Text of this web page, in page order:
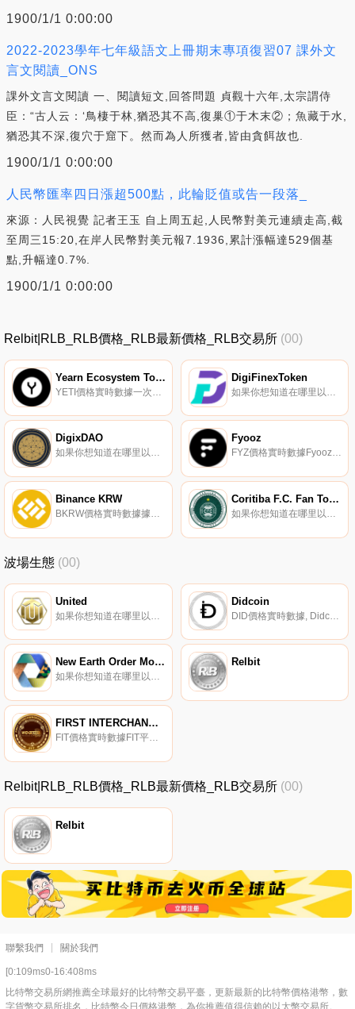
1900/1/1 0:00:00
2022-2023學年七年級語文上冊期末專項復習07 課外文
言文閱讀_ONS
課外文言文閱讀 一、閱讀短文,回答問題 貞觀十六年,太宗謂侍
臣：“古人云：‘鳥棲于林,猶恐其不高,復巢①于木末②；魚藏于水,
猶恐其不深,復穴于窟下。然而為人所獲者,皆由貪餌故也.
1900/1/1 0:00:00
人民幣匯率四日漲超500點，此輪貶值或告一段落_
來源：人民視覺 記者王玉 自上周五起,人民幣對美元連續走高,截
至周三15:20,在岸人民幣對美元報7.1936,累計漲幅達529個基
點,升幅達0.7%.
1900/1/1 0:00:00
Relbit|RLB_RLB價格_RLB最新價格_RLB交易所 (00)
Yearn Ecosystem Token Index DigiFinexToken
DigixDAO
如果你想知道在哪里以當前價格購買DigixDAO,目前交易{DigixDAO]股票的頂級加密貨幣交易所是Bitbns和Bancor Network。您可以在我們的加密貨幣交易所頁面上找到其他列表.
Fyooz
FYZ價格實時數據Fyooz（FYZ）是一種加密貨幣,在以太坊平臺上運行。Fyooz目前的供應量為50000000,流通量為6471843.37176277。最近已知的Fyooz價格為0.00032836美元,在過去24小時內上漲了0.00.
Binance KRW
BKRW價格實時數據據幣安韓國公司的團隊稱,菲亞特韓元可以以1:1的價格與BKRW穩定幣交換,只在幣安韓國進行交易.
Coritiba F.C. Fan Token
如果你想知道在哪里以當前價格購買Coritiba F.C. Fan Token,目前交易{Coritiba F.C. Fan Token]股票的頂級加密貨幣交易所是比特幣TR。您可以在我們的加密貨幣交易所頁面上找到其他列表.
波場生態 (00)
United Didcoin
New Earth Order Money
如果你想知道在哪里以當前價格購買New Earth Order Money,目前交易{New Earth Order Money]股票的頂級加密貨幣交易所是BitMart。您可以在我們的加密貨幣交易所頁面上找到其他列表.
Relbit
FIRST INTERCHANGEABLE TOKEN
FIT價格實時數據FIT平臺是完全開源的,由Worldwide Defi Game Ltd.（以下簡稱WDG）和其他貢獻者維護。KOI FISH是第一款使用FIT的PoP（游戲證明）游戲,以模擬KOI養魚為特色.
Relbit|RLB_RLB價格_RLB最新價格_RLB交易所 (00)
Relbit
聯繫我們 關於我們
[0:109ms0-16:408ms
比特幣交易所網推薦全球最好的比特幣交易平臺，更新最新的比特幣價格港幣，數